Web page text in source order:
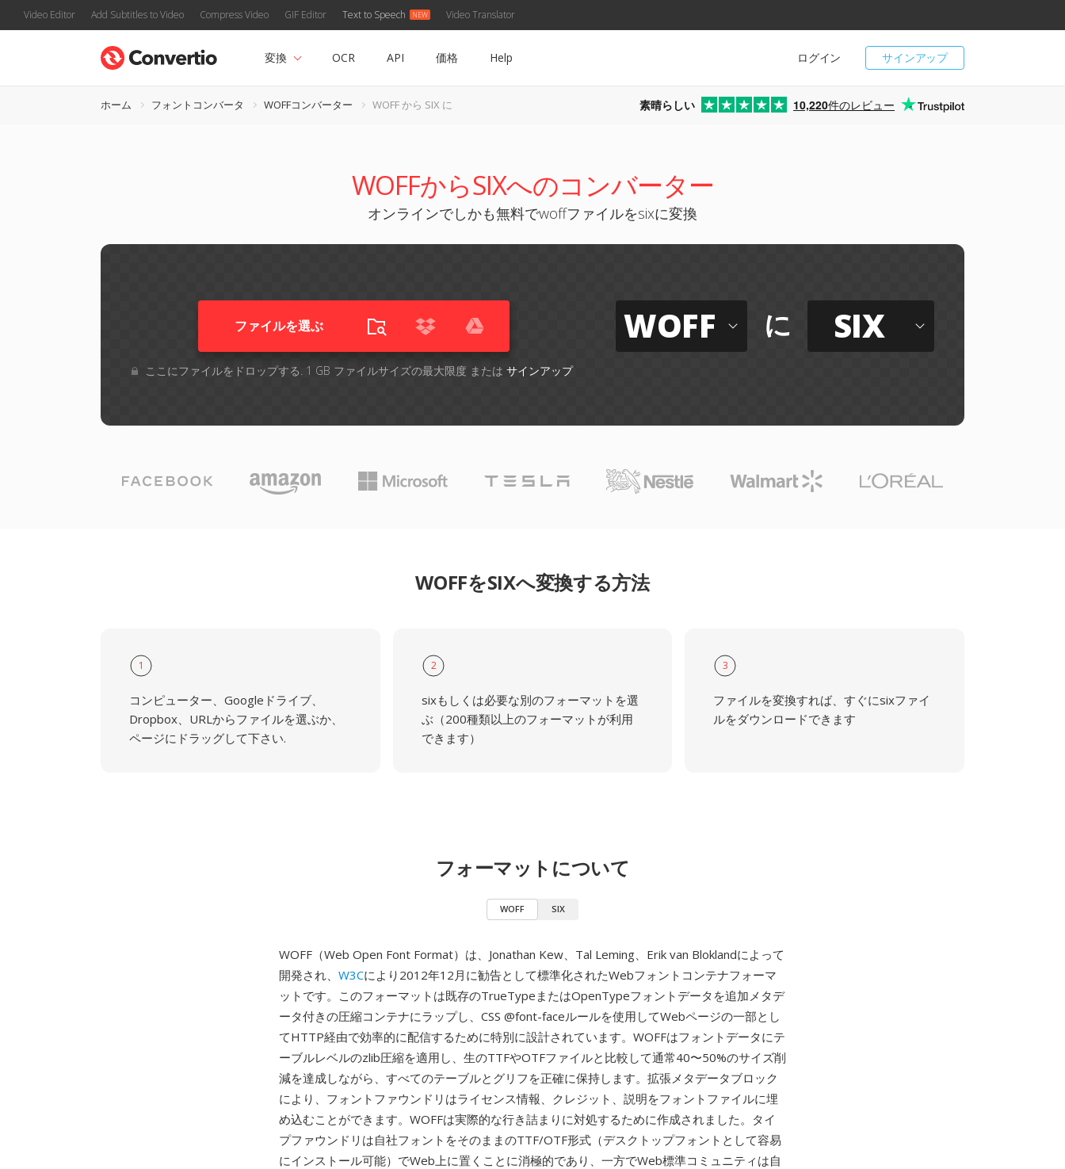
Video Editor Add Subtitles to Video Compress Video GIF Editor Text to Speech Video Translator
サインアップ
ログイン
変換 OCR API 価格 Help
ホーム フォントコンバータ WOFFコンバーター WOFF から SIX に 素晴らしい 10,220件のレビュー
WOFFからSIXへのコンバーター
オンラインでしかも無料でwoffファイルをsixに変換
ファイルを選ぶ
ここにファイルをドロップする. 1 GB ファイルサイズの最大限度 または サインアップ
WOFF に SIX
WOFFをSIXへ変換する方法
1
コンピューター、Googleドライブ、
Dropbox、URLからファイルを選ぶか、
ページにドラッグして下さい.
2
sixもしくは必要な別のフォーマットを選
ぶ（200種類以上のフォーマットが利用
できます）
3
ファイルを変換すれば、すぐにsixファイ
ルをダウンロードできます
フォーマットについて
WOFF SIX
WOFF（Web Open Font Format）は、Jonathan Kew、Tal Leming、Erik van Bloklandによって
開発され、 W3Cにより2012年12月に勧告として標準化されたWebフォントコンテナフォーマ
ットです。このフォーマットは既存のTrueTypeまたはOpenTypeフォントデータを追加メタデ
ータ付きの圧縮コンテナにラップし、CSS @font-faceルールを使用してWebページの一部とし
てHTTP経由で効率的に配信するために特別に設計されています。WOFFはフォントデータにテ
ーブルレベルのzlib圧縮を適用し、生のTTFやOTFファイルと比較して通常40〜50%のサイズ削
減を達成しながら、すべてのテーブルとグリフを正確に保持します。拡張メタデータブロック
により、フォントファウンドリはライセンス情報、クレジット、説明をフォントファイルに埋
め込むことができます。WOFFは実際的な行き詰まりに対処するために作成されました。タイ
プファウンドリは自社フォントをそのままのTTF/OTF形式（デスクトップフォントとして容易
にインストール可能）でWeb上に置くことに消極的であり、一方でWeb標準コミュニティは自